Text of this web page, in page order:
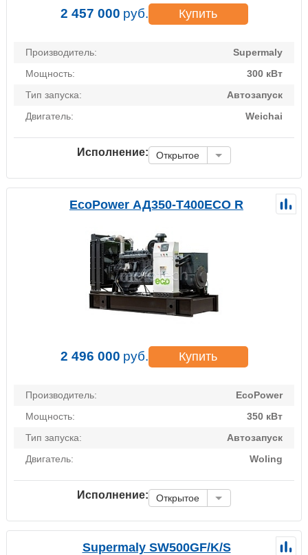
2 457 000 руб. Купить
Производитель:
Supermaly
Мощность:
300 кВт
Тип запуска:
Автозапуск
Двигатель:
Weichai
Исполнение: Открытое
EcoPower АД350-T400ECO R
2 496 000 руб. Купить
Производитель:
EcoPower
Мощность:
350 кВт
Тип запуска:
Автозапуск
Двигатель:
Woling
Исполнение: Открытое
Supermaly SW500GF/K/S